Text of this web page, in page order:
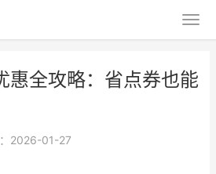
惠全攻略：省点券也能
2026-01-27